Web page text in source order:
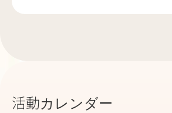
活動カレンダー